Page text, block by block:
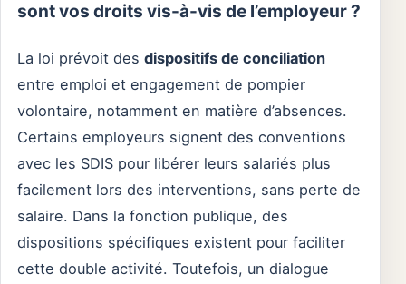
sont vos droits vis-à-vis de l’employeur ?
La loi prévoit des dispositifs de conciliation
entre emploi et engagement de pompier
volontaire, notamment en matière d’absences.
Certains employeurs signent des conventions
avec les SDIS pour libérer leurs salariés plus
facilement lors des interventions, sans perte de
salaire. Dans la fonction publique, des
dispositions spécifiques existent pour faciliter
cette double activité. Toutefois, un dialogue